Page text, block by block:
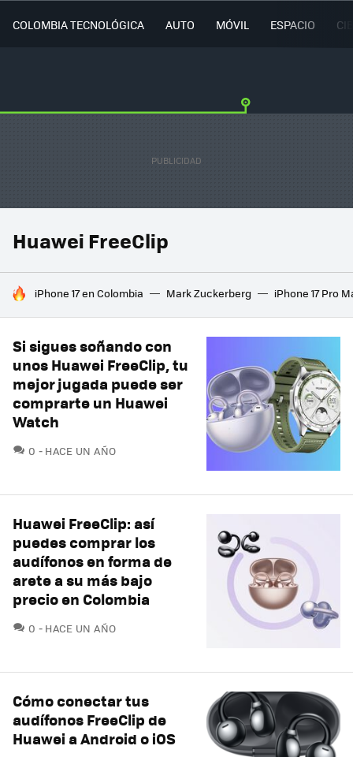
COLOMBIA TECNOLÓGICA AUTO MÓVIL ESPACIO
Huawei FreeClip
HOY SE HABLA DE
iPhone 17 en Colombia Mark Zuckerberg iPhone 17 Pro
Si sigues soñando con
unos Huawei FreeClip, tu
mejor jugada puede ser
comprarte un Huawei
Watch
0 COMENTARIOS
HACE UN AÑO
Huawei FreeClip: así
puedes comprar los
audífonos en forma de
arete a su más bajo
precio en Colombia
0 COMENTARIOS
HACE UN AÑO
Cómo conectar tus
audífonos FreeClip de
Huawei a Android o iOS